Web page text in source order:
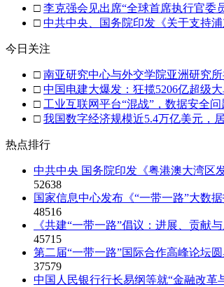
□ 李克强会见出席“全球首席执行官委
□ 中共中央、国务院印发《关于支持
今日关注
□ 南亚研究中心与外交学院亚洲研究
□ 中国电建大爆发：狂揽5206亿超级大
□ 工业互联网平台“混战”，数据安全
□ 我国数字经济规模近5.4万亿美元，
热点排行
中共中央 国务院印发《粤港澳大湾区
52638
国家信息中心发布《“一带一路”大数
48516
《共建“一带一路”倡议：进展、贡献
45715
第二届“一带一路”国际合作高峰论坛
37579
中国人民银行行长易纲等就“金融改革